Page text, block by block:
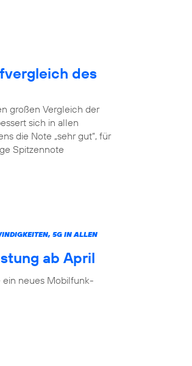
des
großen Vergleich der
sich in allen
die Note „sehr gut“, für
Spitzennote
5G IN ALLEN
ab April
ein neues Mobilfunk-